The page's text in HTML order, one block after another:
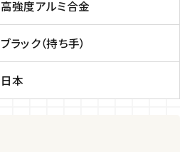
高強度アルミ合金
ブラック（持ち手）
日本